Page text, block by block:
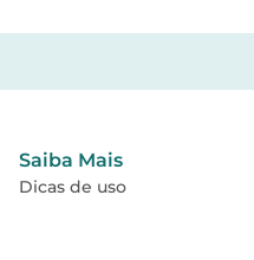
Saiba Mais